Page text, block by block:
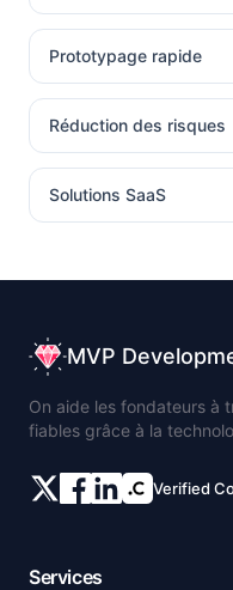
Prototypage rapide
Réduction des risques
Solutions SaaS
MVP
On aide les fondateurs à
fiables grâce à la
Verified
Services